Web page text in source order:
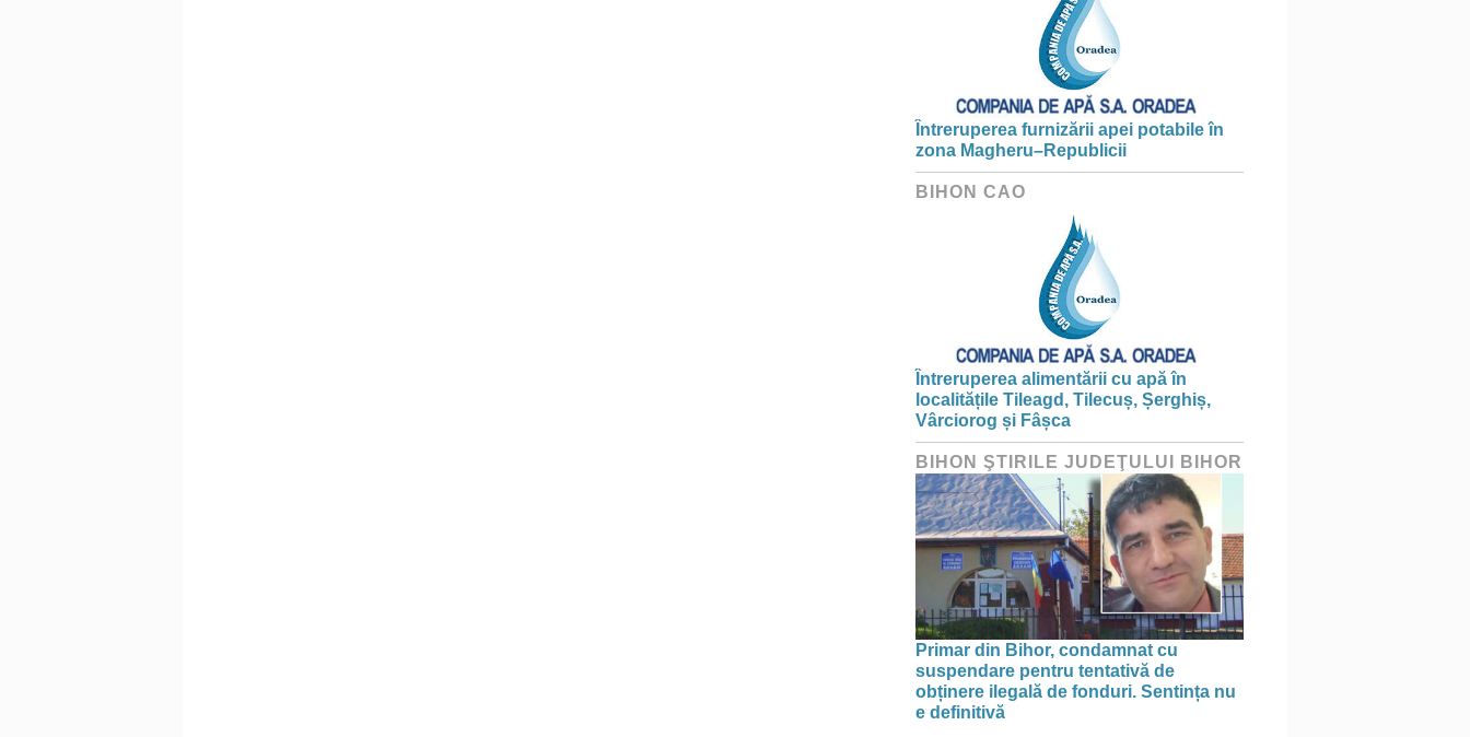
Întreruperea furnizării apei potabile în
zona Magheru–Republicii
BIHON CAO
Întreruperea alimentării cu apă în
localitățile Tileagd, Tilecuș, Șerghiș,
Vârciorog și Fâșca
BIHON ŞTIRILE JUDEŢULUI BIHOR
Primar din Bihor, condamnat cu
suspendare pentru tentativă de
obținere ilegală de fonduri. Sentința nu
e definitivă